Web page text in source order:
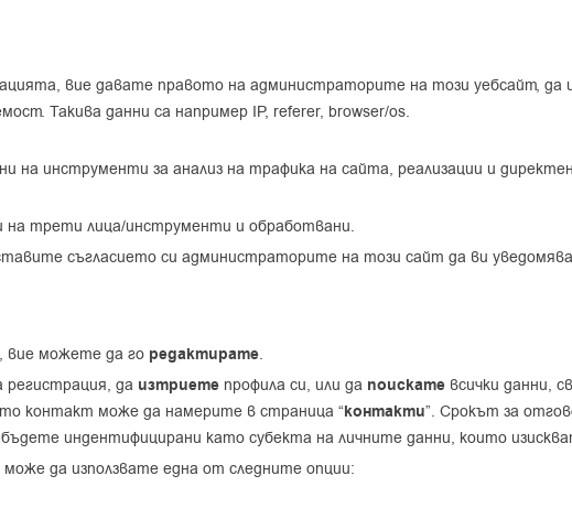
вие давате правото на администраторите на този уебсайт, да
Такива данни са например IP, referer, browser/os.
на инструменти за анализ на трафика на сайта, реализации и
на трети лица/инструменти и обработвани.
съгласието си администраторите на този сайт да ви
вие можете да го редактирате.
да изтриете профила си, или да поискате всички данни,
контакт може да намерите в страница “контакти”. Срокът за
индентифицирани като субекта на личните данни, които
да използвате една от следните опции: